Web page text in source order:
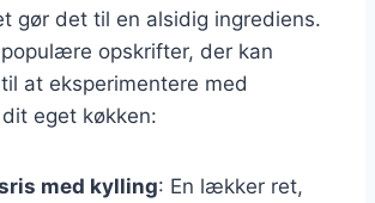
gør det til en alsidig ingrediens.
opskrifter, der kan
at eksperimentere med
eget køkken:
med kylling: En lækker ret,